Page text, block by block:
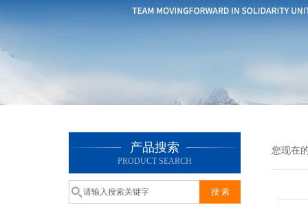
产品搜索
PRODUCT SEARCH
您现在